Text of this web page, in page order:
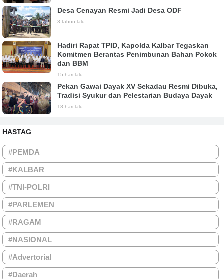
Desa Cenayan Resmi Jadi Desa ODF
3 tahun lalu
Hadiri Rapat TPID, Kapolda Kalbar Tegaskan
Komitmen Berantas Penimbunan Bahan Pokok
dan BBM
15 hari lalu
Pekan Gawai Dayak XV Sekadau Resmi Dibuka,
Tradisi Syukur dan Pelestarian Budaya Dayak
18 hari lalu
HASTAG
#PEMDA
#KALBAR
#TNI-POLRI
#PARLEMEN
#RAGAM
#NASIONAL
#Advertorial
#Daerah